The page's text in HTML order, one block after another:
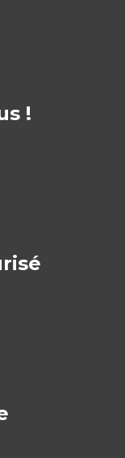
!